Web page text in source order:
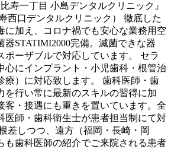
寿一丁目 小島デンタルクリニック』
西口デンタルクリニック） 徹底した
に加え、コロナ禍でも安心な業務用空
器STATIMI2000完備。滅菌できな器
ポーザブルで対応しています。 セラ
心にインプラント・小児歯科・根管治
療）に対応致します。 歯科医師・歯
を行い常に最新のスキルの習得に加
客・接遇にも重きを置いています。全
医師・歯科衛生士が患者担当制にて対
差しつつ、遠方（福岡・長崎・岡
も歯科医師の紹介でご来院される患者